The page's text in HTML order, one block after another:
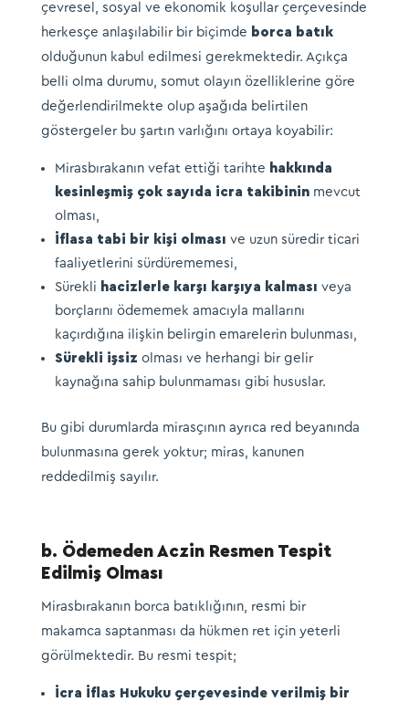
çevresel, sosyal ve ekonomik koşullar çerçevesinde
herkesçe anlaşılabilir bir biçimde borca batık
olduğunun kabul edilmesi gerekmektedir. Açıkça
belli olma durumu, somut olayın özelliklerine göre
değerlendirilmekte olup aşağıda belirtilen
göstergeler bu şartın varlığını ortaya koyabilir:
Mirasbırakanın vefat ettiği tarihte hakkında
kesinleşmiş çok sayıda icra takibininmevcut
olması,
İflasa tabi bir kişi olması ve uzun süredir ticari
faaliyetlerini sürdürememesi,
Sürekli hacizlerle karşı karşıya kalması veya
borçlarını ödememek amacıyla mallarını
kaçırdığına ilişkin belirgin emarelerin bulunması,
Sürekli işsiz olması ve herhangi bir gelir
kaynağına sahip bulunmaması gibi hususlar.
Bu gibi durumlarda mirasçının ayrıca red beyanında
bulunmasına gerek yoktur; miras, kanunen
reddedilmiş sayılır.
b. Ödemeden Aczin Resmen Tespit
Edilmiş Olması
Mirasbırakanın borca batıklığının, resmi bir
makamca saptanması da hükmen ret için yeterli
görülmektedir. Bu resmi tespit;
İcra İflas Hukuku çerçevesinde verilmiş bir